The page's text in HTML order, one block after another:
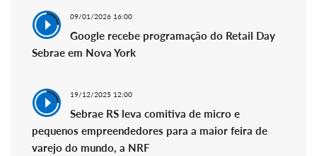
09/01/2026 16:00
Google recebe programação do Retail Day
Sebrae em Nova York
19/12/2025 12:00
Sebrae RS leva comitiva de micro e
pequenos empreendedores para a maior feira de
varejo do mundo, a NRF